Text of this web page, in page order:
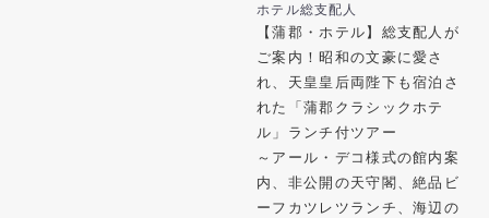
ホテル総支配人
【蒲郡・ホテル】総支配人が
ご案内！昭和の文豪に愛さ
れ、天皇皇后両陛下も宿泊さ
れた「蒲郡クラシックホテ
ル」ランチ付ツアー
～アール・デコ様式の館内案
内、非公開の天守閣、絶品ビ
ーフカツレツランチ、海辺の